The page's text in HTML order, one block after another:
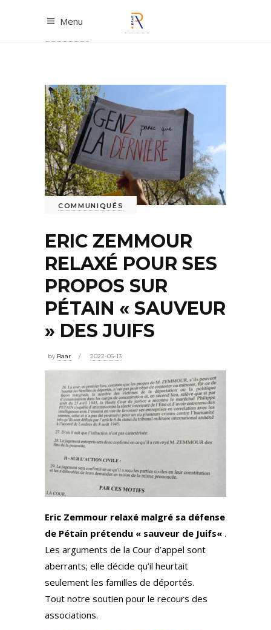
Menu
COMMUNIQUÉS
ERIC ZEMMOUR
RELAXÉ POUR SES
PROPOS SUR
PÉTAIN « SAUVEUR
» DES JUIFS
by Raar 2022-05-13
Eric Zemmour relaxé malgré sa défense
de Pétain prétendu « sauveur de Juifs« .
Les arguments de la Cour d’appel sont
aberrants; elle décide qu’il heurtait
seulement les familles de déportés.
Tout notre soutien pour le recours des
associations.